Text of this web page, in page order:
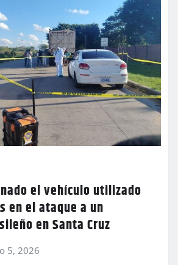
el vehículo utilizado
en el ataque a un
en Santa Cruz
5, 2026